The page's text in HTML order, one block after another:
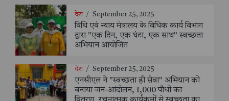
देश / September 25, 2025
विधि एवं न्याय मंत्रालय के विधिक कार्य विभाग
द्वारा "एक दिन, एक घंटा, एक साथ" स्वच्छता
अभियान आयोजित
देश / September 25, 2025
एनसीएल ने "स्वच्छता ही सेवा" अभियान को
बनाया जन-आंदोलन, 1,000 पौधों का